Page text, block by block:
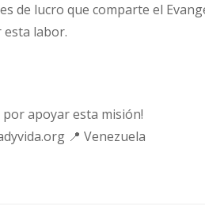
de lucro que comparte el
esta labor.
apoyar esta misión!
📍 Venezuela